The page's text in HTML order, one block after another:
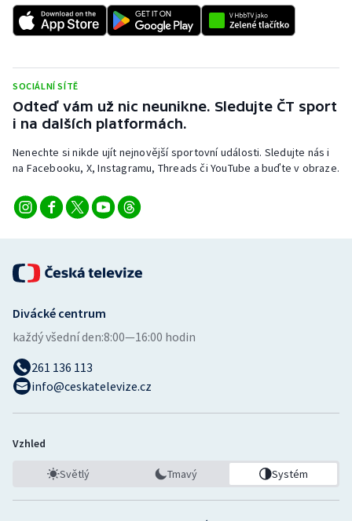
SOCIÁLNÍ SÍTĚ
Odteď vám už nic neunikne. Sledujte ČT sport
i na dalších platformách.
Nenechte si nikde ujít nejnovější sportovní události. Sledujte nás i
na Facebooku, X, Instagramu, Threads či YouTube a buďte v obraze.
Divácké centrum
každý všední den:8:00—16:00 hodin
261 136 113
info@ceskatelevize.cz
Vzhled
Světlý Tmavý Systém